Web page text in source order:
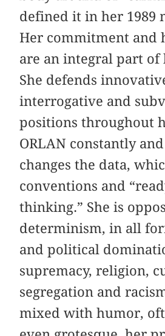
defined it in her 1989
Her commitment and
are an integral part of
She defends
interrogative and
positions throughout
ORLAN constantly
changes the data,
conventions and
thinking.” She is
determinism, in all
and political
supremacy, religion,
segregation and
mixed with humor,